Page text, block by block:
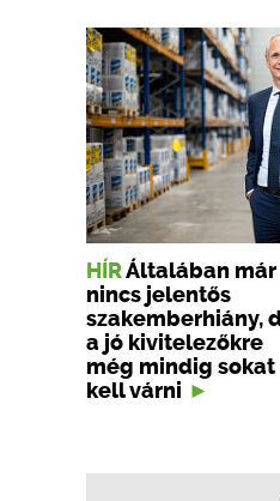
HÍRÁltalában már
nincs jelentős
szakemberhiány,
a jó kivitelezőkre
még mindig sokat
kell várni